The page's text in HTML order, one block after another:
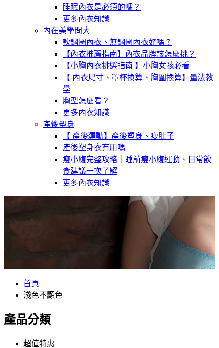
睡眠內衣是必須的嗎？
更多內衣知識
內在美學問大
軟鋼圈內衣、無鋼圈內衣好嗎？
【內衣推薦指南】內衣品牌該怎麼挑？
【小胸內衣挑選指南 】小胸女孩必看
【 內衣尺寸、罩杯換算、胸圍換算】量法教
學
胸型怎麼看？
更多內衣知識
產後塑身
【 產後運動】產後塑身、瘦肚子
產後塑身衣有用嗎
瘦小腹完整攻略｜睡前瘦小腹運動、日常飲
食建議一次了解
更多內衣知識
首頁
淺色不顯色
產品分類
超值特惠